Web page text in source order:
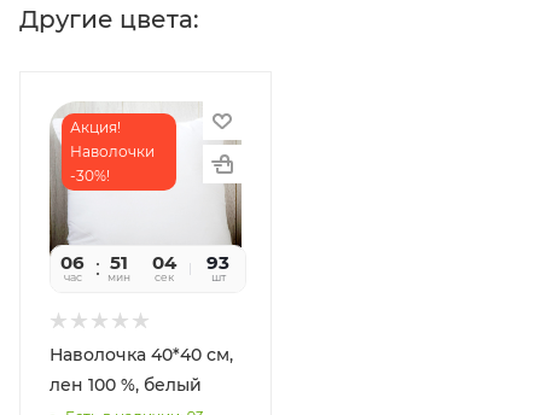
Другие цвета:
Акция!
Наволочки
-30%!
06
час
51
мин
04
сек
93
шт
Наволочка 40*40 см,
лен 100 %, белый